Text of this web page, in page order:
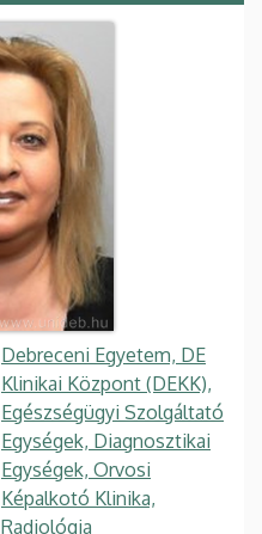
Debreceni Egyetem, DE
Klinikai Központ (DEKK),
Egészségügyi Szolgáltató
Egységek, Diagnosztikai
Egységek, Orvosi
Képalkotó Klinika,
Radiológia